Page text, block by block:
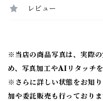
レビュー
※当店の商品写真は、実際
め、写真加工やAIリタッチ
※ さらに詳しい状態をお知
加や委託販売も行っており